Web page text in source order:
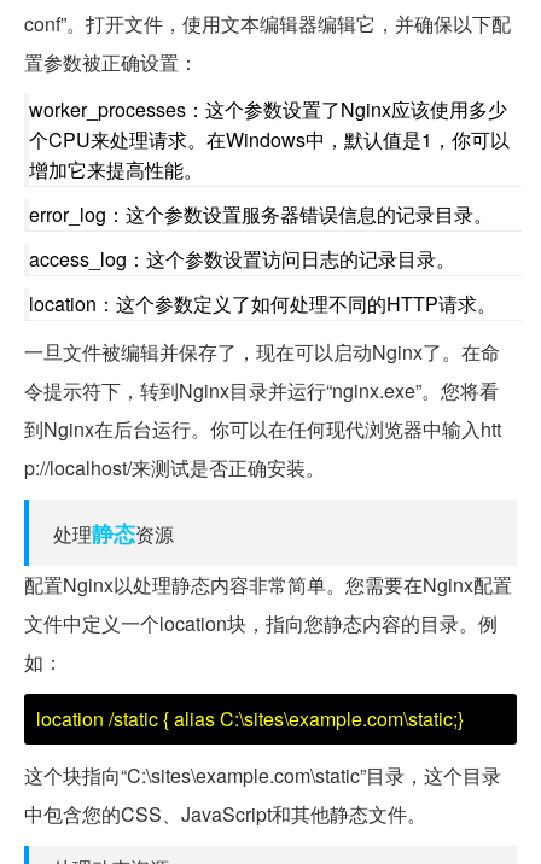
conf”。打开文件，使用文本编辑器编辑它，并确保以下配
置参数被正确设置：
worker_processes：这个参数设置了Nginx应该使用多少
个CPU来处理请求。在Windows中，默认值是1，你可以
增加它来提高性能。
error_log：这个参数设置服务器错误信息的记录目录。
access_log：这个参数设置访问日志的记录目录。
location：这个参数定义了如何处理不同的HTTP请求。
一旦文件被编辑并保存了，现在可以启动Nginx了。在命
令提示符下，转到Nginx目录并运行“nginx.exe”。您将看
到Nginx在后台运行。你可以在任何现代浏览器中输入htt
p://localhost/来测试是否正确安装。
处理静态资源
配置Nginx以处理静态内容非常简单。您需要在Nginx配置
文件中定义一个location块，指向您静态内容的目录。例
如：
location /static { alias C:\sites\example.com\static;}
这个块指向“C:\sites\example.com\static”目录，这个目录
中包含您的CSS、JavaScript和其他静态文件。